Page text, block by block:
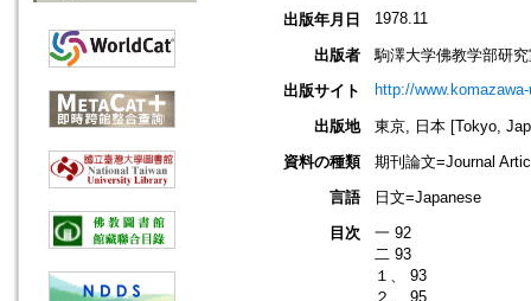
出版年月日 1978.11
出版者
駒澤大学佛教学部研
出版サイト
http://
出版地
東京, 日本 [Tokyo,
資料の種類
期刊論文=Journal
言語
日文=Japanese
目次
一 92
二 93
１、 93
２、 95